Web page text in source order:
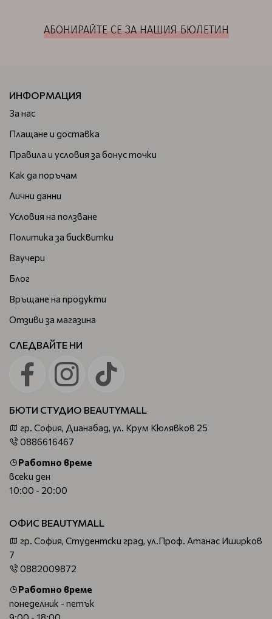
АБОНИРАЙТЕ СЕ ЗА НАШИЯ БЮЛЕТИН
ИНФОРМАЦИЯ
За нас
Плащане и доставка
Правила и условия за бонус точки
Как да поръчам
Лични данни
Условия на ползване
Политика за бисквитки
Ваучери
Блог
Връщане на продукти
Отзиви за магазина
СЛЕДВАЙТЕ НИ
БЮТИ СТУДИО BEAUTYMALL
гр. София, Дианабад, ул. Крум Кюлявков 25
0886616467
Работно време
всеки ден
10:00 - 20:00
ОФИС BEAUTYMALL
гр. София, Студентски град, ул.Проф. Атанас Иширков
7
0882009872
Работно време
понеделник - петък